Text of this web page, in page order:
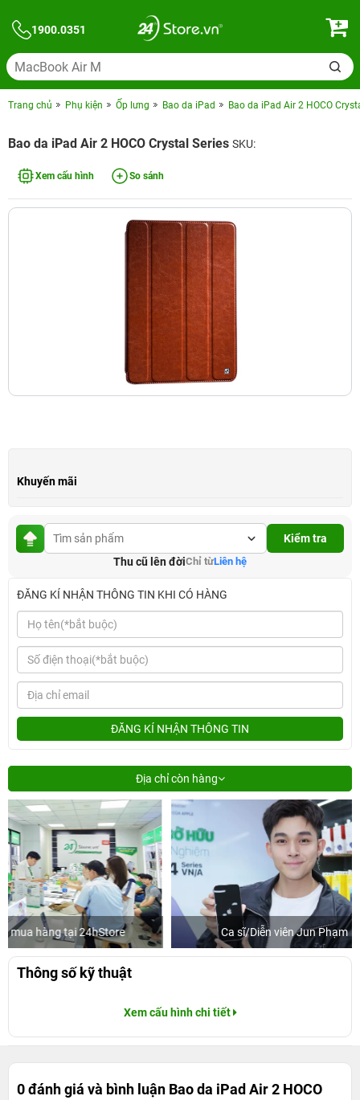
1900.0351
Trang chủ Phụ kiện Ốp lưng Bao da iPad Bao da iPad Air 2 HOCO
Bao da iPad Air 2 HOCO Crystal Series SKU:
Xem cấu hình So sánh
Khuyến mãi
Kiểm tra
Thu cũ lên đờiChỉ từLiên hệ
ĐĂNG KÍ NHẬN THÔNG TIN KHI CÓ HÀNG
ĐĂNG KÍ NHẬN THÔNG TIN
Địa chỉ còn hàng
Ca sĩ/Diễn viên Jun Phạm
Thông số kỹ thuật
Xem cấu hình chi tiết
0 đánh giá và bình luận Bao da iPad Air 2 HOCO